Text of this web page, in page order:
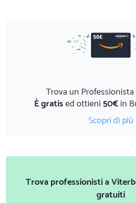
Trova un
È gratised ottieni50€in
Scopri di più
Trova professionisti a
gratuiti